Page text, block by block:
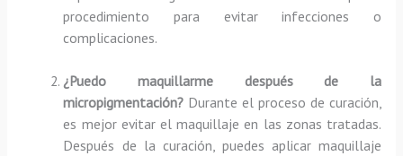
procedimiento para evitar infecciones o
complicaciones.
¿Puedo maquillarme después de la
micropigmentación? Durante el proceso de curación,
es mejor evitar el maquillaje en las zonas tratadas.
Después de la curación, puedes aplicar maquillaje